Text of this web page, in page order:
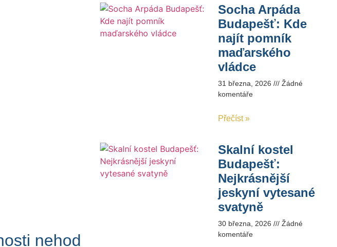
nehod
Socha Arpáda
Budapešť: Kde
najít pomník
maďarského
vládce
31 března, 2026
Žádné
komentáře
Přečíst »
Skalní kostel
Budapešť:
Nejkrásnější
jeskyní vytesané
svatyně
30 března, 2026
Žádné
komentáře